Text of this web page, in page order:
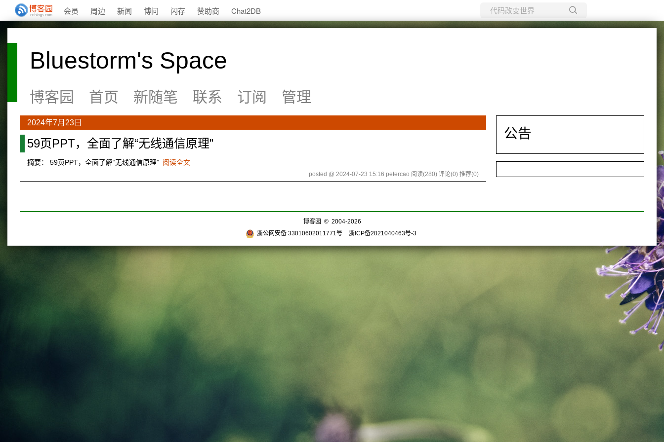
会员 周边 新闻 博问 闪存 赞助商 Chat2DB
所有博客
Bluestorm's Space
博客园 首页 新随笔 联系 订阅 管理
2024年7月23日
59页PPT，全面了解“无线通信原理”
摘要： 59页PPT，全面了解“无线通信原理” 阅读全文
posted @ 2024-07-23 15:16 petercao 阅读(280) 评论(0) 推荐(0)
公告
博客园 © 2004-2026
浙公网安备 33010602011771号
浙ICP备2021040463号-3